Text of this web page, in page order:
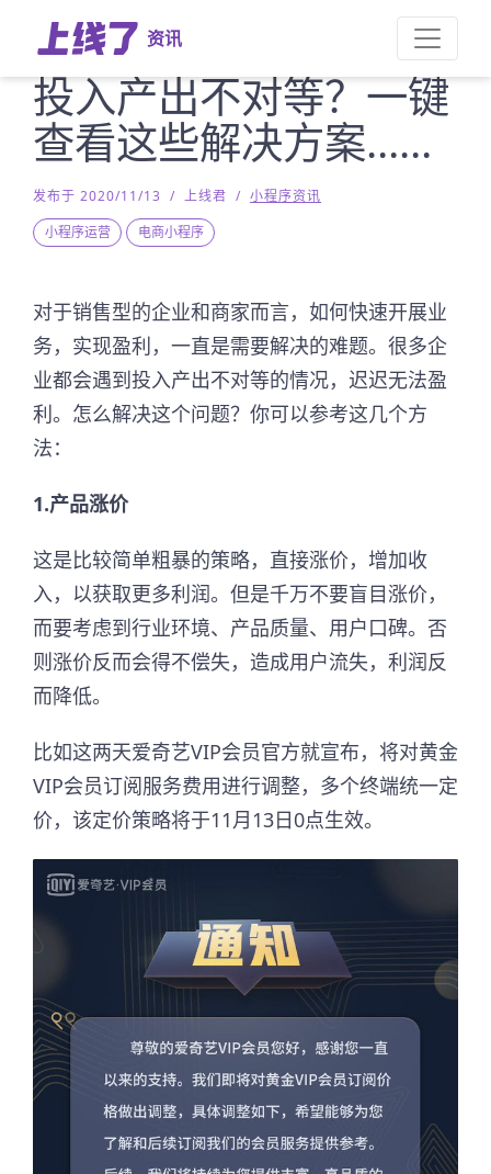
资讯
投入产出不对等？一键
查看这些解决方案……
发布于 2020/11/13 / 上线君 / 小程序资讯
小程序运营
电商小程序
对于销售型的企业和商家而言，如何快速开展业
务，实现盈利，一直是需要解决的难题。很多企
业都会遇到投入产出不对等的情况，迟迟无法盈
利。怎么解决这个问题？你可以参考这几个方
法：
1.产品涨价
这是比较简单粗暴的策略，直接涨价，增加收
入，以获取更多利润。但是千万不要盲目涨价，
而要考虑到行业环境、产品质量、用户口碑。否
则涨价反而会得不偿失，造成用户流失，利润反
而降低。
比如这两天爱奇艺VIP会员官方就宣布，将对黄金
VIP会员订阅服务费用进行调整，多个终端统一定
价，该定价策略将于11月13日0点生效。